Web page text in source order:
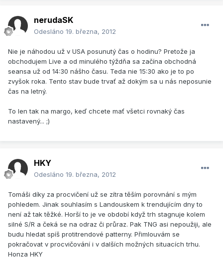
nerudaSK
Odesláno 19. března, 2012
Nie je náhodou už v USA posunutý čas o hodinu? Pretože ja
obchodujem Live a od minulého týždňa sa začína obchodná
seansa už od 14:30 nášho času. Teda nie 15:30 ako je to po
zvyšok roka. Tento stav bude trvať až dokým sa u nás neposunie
čas na letný.
To len tak na margo, keď chcete mať všetci rovnaký čas
nastavený... ;)
HKY
Odesláno 19. března, 2012
Tomáši díky za procvičení už se zítra těším porovnání s mým
pohledem. Jinak souhlasím s Landouskem k trendujícím dny to
není až tak těžké. Horší to je ve období když trh stagnuje kolem
silné S/R a čeká se na odraz či průraz. Pak TNG asi nepoužiji, ale
budu hledat spíš protitrendové patterny. Přimlouvám se
pokračovat v procvičování i v dalších možných situacích trhu.
Honza HKY